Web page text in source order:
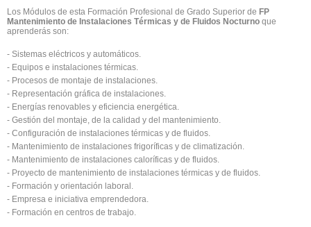
Los Módulos de esta Formación Profesional de Grado Superior de FP
Mantenimiento de Instalaciones Térmicas y de Fluidos Nocturno que
aprenderás son:
- Sistemas eléctricos y automáticos.
- Equipos e instalaciones térmicas.
- Procesos de montaje de instalaciones.
- Representación gráfica de instalaciones.
- Energías renovables y eficiencia energética.
- Gestión del montaje, de la calidad y del mantenimiento.
- Configuración de instalaciones térmicas y de fluidos.
- Mantenimiento de instalaciones frigoríficas y de climatización.
- Mantenimiento de instalaciones caloríficas y de fluidos.
- Proyecto de mantenimiento de instalaciones térmicas y de fluidos.
- Formación y orientación laboral.
- Empresa e iniciativa emprendedora.
- Formación en centros de trabajo.